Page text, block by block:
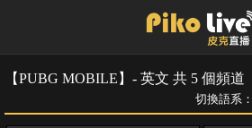
【PUBG MOBILE】- 英文 共 5 個頻道
切換語系：